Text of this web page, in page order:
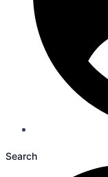
Search